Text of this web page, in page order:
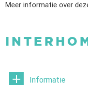
Meer informatie over
Informatie